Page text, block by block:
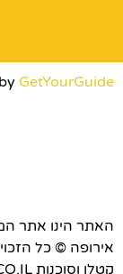
GetYourGuide
האתר הינו אתר
אירופה © כל
קטלן וסוכנות TRAVELERS.CO.IL